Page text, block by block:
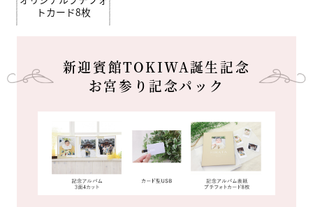
トカード8枚
新迎賓館TOKIWA誕生記念
お宮参り記念パック